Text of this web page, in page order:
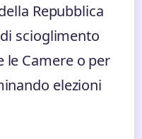
Repubblica
scioglimento
Camere o per
elezioni